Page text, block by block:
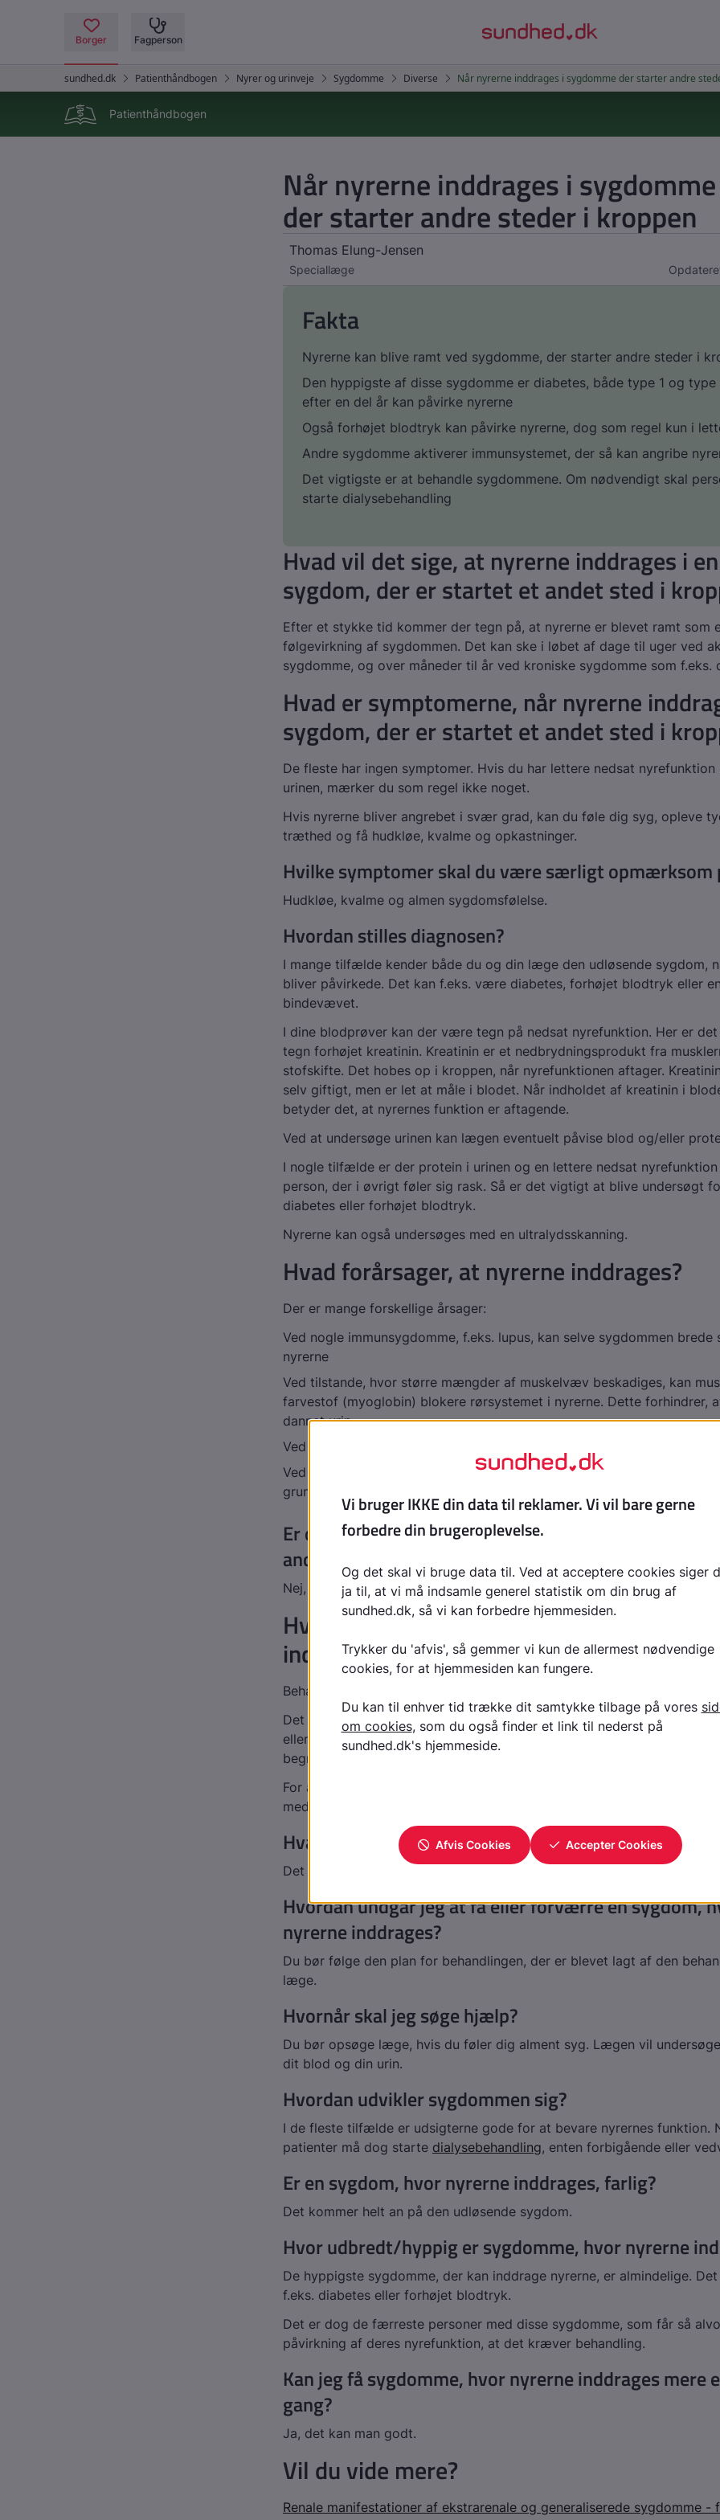
Patienthåndbogen
Når nyrerne inddrages i sygdomme
der starter andre steder i kroppen
Thomas Elung-Jensen
Speciallæge
Fakta
Nyrerne kan blive ramt ved sygdomme, der starter andre steder i
Den hyppigste af disse sygdomme er diabetes, både type 1 og type
efter en del år kan påvirke nyrerne
Også forhøjet blodtryk kan påvirke nyrerne, dog som regel kun i
Andre sygdomme aktiverer immunsystemet, der så kan angribe
Det vigtigste er at behandle sygdommene. Om nødvendigt skal
starte dialysebehandling
Hvad vil det sige, at nyrerne inddrages i en
sygdom, der er startet et andet sted i
Efter et stykke tid kommer der tegn på, at nyrerne er blevet ramt som
følgevirkning af sygdommen. Det kan ske i løbet af dage til uger ved
sygdomme, og over måneder til år ved kroniske sygdomme som f.eks.
Hvad er symptomerne, når nyrerne
sygdom, der er startet et andet sted i
De fleste har ingen symptomer. Hvis du har lettere nedsat
urinen, mærker du som regel ikke noget.
Hvis nyrerne bliver angrebet i svær grad, kan du føle dig syg, opleve
træthed og få hudkløe, kvalme og opkastninger.
Hvilke symptomer skal du være særligt opmærksom
Hudkløe, kvalme og almen sygdomsfølelse.
Hvordan stilles diagnosen?
I mange tilfælde kender både du og din læge den udløsende sygdom,
bliver påvirkede. Det kan f.eks. være diabetes, forhøjet blodtryk eller
bindevævet.
I dine blodprøver kan der være tegn på nedsat nyrefunktion. Her er
tegn forhøjet kreatinin. Kreatinin er et nedbrydningsprodukt fra
stofskifte. Det hobes op i kroppen, når nyrefunktionen aftager.
selv giftigt, men er let at måle i blodet. Når indholdet af kreatinin i
betyder det, at nyrernes funktion er aftagende.
Ved at undersøge urinen kan lægen eventuelt påvise blod og/eller
I nogle tilfælde er der protein i urinen og en lettere nedsat nyrefunktion
person, der i øvrigt føler sig rask. Så er det vigtigt at blive undersøgt
diabetes eller forhøjet blodtryk.
Nyrerne kan også undersøges med en ultralydsskanning.
Hvad forårsager, at nyrerne inddrages?
Der er mange forskellige årsager:
Ved nogle immunsygdomme, f.eks. lupus, kan selve sygdommen brede
nyrerne
Ved tilstande, hvor større mængder af muskelvæv beskadiges, kan
farvestof (myoglobin) blokere rørsystemet i nyrerne. Dette forhindrer,
dannet urin
Ved diabetes kan der komme ændringer i strukturen i nyrerne
Ved langvarigt, svært forhøjet blodtryk mindskes tilførslen af blod til
grund af åreforkalkning, og nyrerne bliver langsomt omdannet til arvæv
Er det arveligt, at nyrerne inddrages i sygdomme,
andre steder i kroppen?
Nej, der er ikke tale om arvelige sygdomme.
Hvordan behandler man en sygdom, hvor
inddrages?
Behandlingen retter sig mod den sygdom, der er årsagen til
Det kan f.eks. være immundæmpende medicin ved
eller omhyggelig kontrol af blodsukkeret ved diabetes. Dette hjælper til
begrænse sygdomsprocessen i nyrerne.
For at beskytte nyrerne er det meget vigtigt at behandle et forhøjet
med flere forskellige typer blodtryksnedsættende medicin.
Hvad kan jeg selv gøre?
Det kommer helt an på den udløsende sygdom, der påvirker nyrerne.
Hvordan undgår jeg at få eller forværre en sygdom,
nyrerne inddrages?
Du bør følge den plan for behandlingen, der er blevet lagt af den
læge.
Hvornår skal jeg søge hjælp?
Du bør opsøge læge, hvis du føler dig alment syg. Lægen vil
dit blod og din urin.
Hvordan udvikler sygdommen sig?
I de fleste tilfælde er udsigterne gode for at bevare nyrernes funktion.
patienter må dog starte dialysebehandling, enten forbigående eller
Er en sygdom, hvor nyrerne inddrages, farlig?
Det kommer helt an på den udløsende sygdom.
Hvor udbredt/hyppig er sygdomme, hvor nyrerne
De hyppigste sygdomme, der kan inddrage nyrerne, er almindelige.
f.eks. diabetes eller forhøjet blodtryk.
Det er dog de færreste personer med disse sygdomme, som får så
påvirkning af deres nyrefunktion, at det kræver behandling.
Kan jeg få sygdomme, hvor nyrerne inddrages mere
gang?
Ja, det kan man godt.
Vil du vide mere?
Renale manifestationer af ekstrarenale og generaliserede sygdomme -